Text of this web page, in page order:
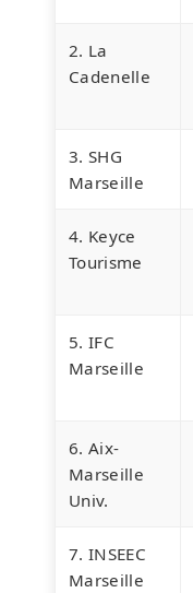
2. La
Cadenelle
3. SHG
Marseille
4. Keyce
Tourisme
5. IFC
Marseille
6. Aix-
Marseille
Univ.
7. INSEEC
Marseille